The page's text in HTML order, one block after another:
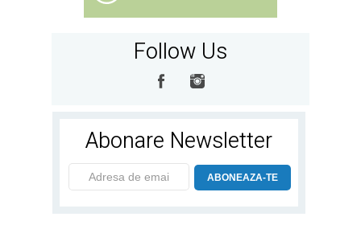
Follow Us
Abonare Newsletter
ABONEAZA-TE